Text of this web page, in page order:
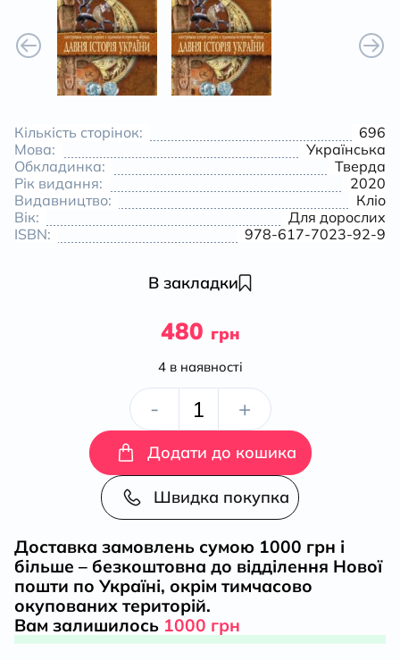
Кількість сторінок:
696
Мова:
Українська
Обкладинка:
Тверда
Рік видання:
2020
Видавництво:
Кліо
Вік:
Для дорослих
ISBN:
978-617-7023-92-9
В закладки
480 грн
4 в наявності
-
Микола
Руденко
«Найбільше
–
життя».
+
Додати до кошика
Швидка покупка
Доставка замовлень сумою 1000 грн і
більше – безкоштовна до відділення Нової
пошти по Україні, окрім тимчасово
окупованих територій.
Вам залишилось 1000 грн